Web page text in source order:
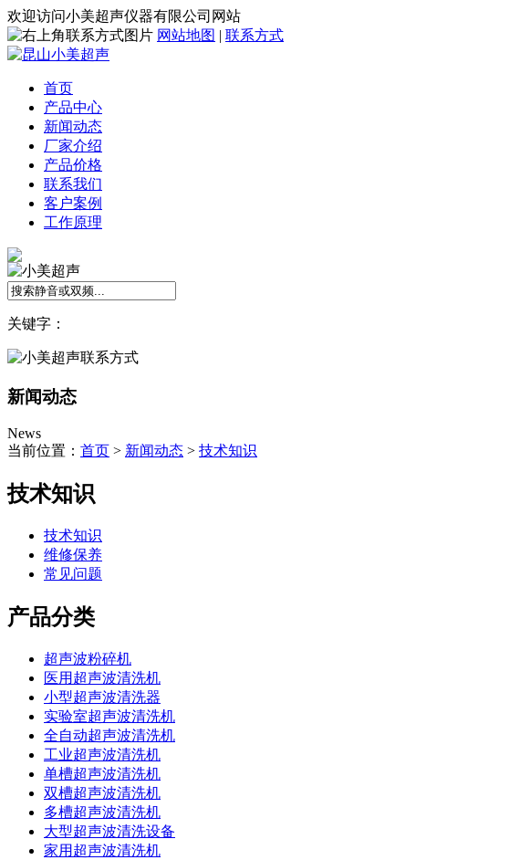
欢迎访问小美超声仪器有限公司网站
网站地图 | 联系方式
首页
产品中心
新闻动态
厂家介绍
产品价格
联系我们
客户案例
工作原理
关键字：
新闻动态
News
当前位置： 首页 > 新闻动态 > 技术知识
技术知识
技术知识
维修保养
常见问题
产品分类
超声波粉碎机
医用超声波清洗机
小型超声波清洗器
实验室超声波清洗机
全自动超声波清洗机
工业超声波清洗机
单槽超声波清洗机
双槽超声波清洗机
多槽超声波清洗机
大型超声波清洗设备
家用超声波清洗机